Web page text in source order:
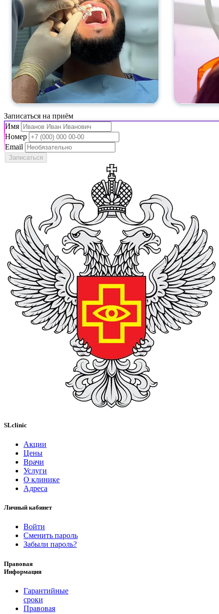
Записаться на приём
Имя
Номер
Email
Записаться
SLclinic
Акции
Цены
Врачи
Услуги
О клинике
Адреса
Личный кабинет
Войти
Сменить пароль
Забыли пароль?
Правовая
Информация
Гарантийные
сроки
Правовая